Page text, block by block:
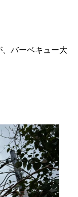
バーベキュー大